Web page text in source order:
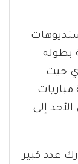
بطولة
حيت
إلى
عدد كبير